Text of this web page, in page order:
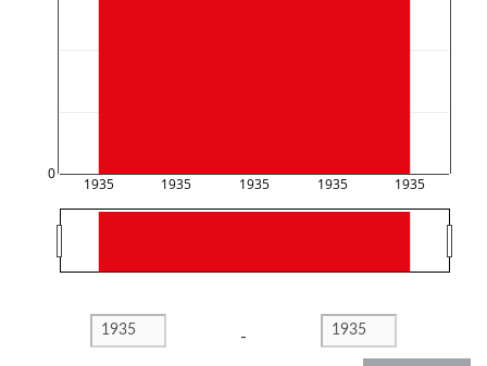
1935 1935 1935 1935 1935
0
-